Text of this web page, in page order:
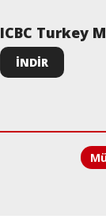
ICBC Turkey
İNDİR